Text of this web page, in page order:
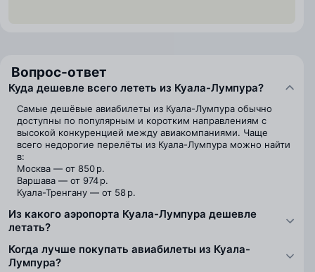
Вопрос-ответ
Куда дешевле всего лететь из Куала-Лумпура?
Самые дешёвые авиабилеты из Куала-Лумпура обычно
доступны по популярным и коротким направлениям с
высокой конкуренцией между авиакомпаниями. Чаще
всего недорогие перелёты из Куала-Лумпура можно найти
в:
Москва — от 850 р.
Варшава — от 974 р.
Куала-Тренгану — от 58 р.
Из какого аэропорта Куала-Лумпура дешевле
летать?
Когда лучше покупать авиабилеты из Куала-
Лумпура?